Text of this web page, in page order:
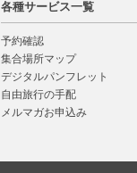
各種サービス一覧
予約確認
集合場所マップ
デジタルパンフレット
自由旅行の手配
メルマガお申込み